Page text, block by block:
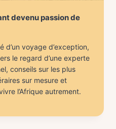
devenu passion de
d’un voyage d’exception,
le regard d’une experte
conseils sur les plus
sur mesure et
l’Afrique autrement.